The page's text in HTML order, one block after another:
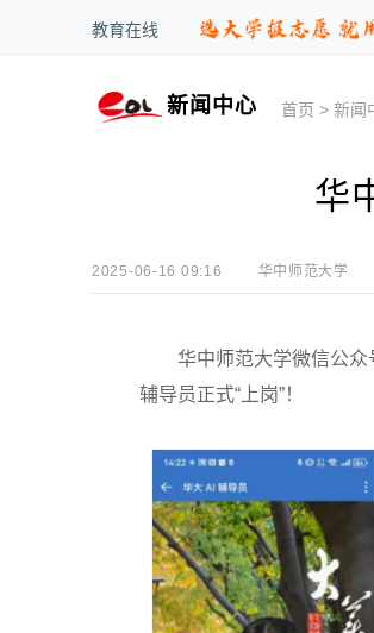
教育在线
新闻中心 首页 >新闻
华
2025-06-16 09:16 华中师范大学
华中师范大学微信公众号
辅导员正式“上岗”！